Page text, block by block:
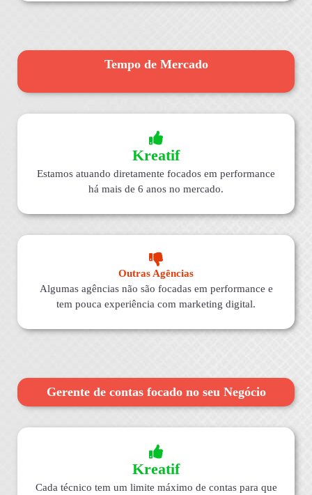
Tempo de Mercado
Kreatif
Estamos atuando diretamente focados em performance
há mais de 6 anos no mercado.
Outras Agências
Algumas agências não são focadas em performance e
tem pouca experiência com marketing digital.
Gerente de contas focado no seu Negócio
Kreatif
Cada técnico tem um limite máximo de contas para que